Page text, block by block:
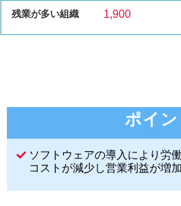
1,900
ポイン
ソフトウェアの導入により労
コストが減少し営業利益が増